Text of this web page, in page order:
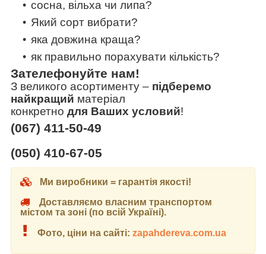
сосна, вільха чи липа?
Який сорт вибрати?
яка довжина краща?
як правильно порахувати кількість?
Зателефонуйте нам!
З великого асортименту – підберемо
найкращий матеріал
конкретно для Ваших условий!
(067) 411-50-49
(050) 410-67-05
Ми виробники = гарантія якості!
Доставляємо власним транспортом
містом та зоні (по всій Україні).
Фото, ціни на сайті: zapahdereva.com.ua